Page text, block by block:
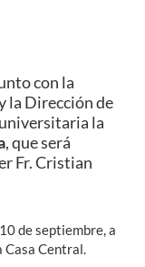
con la
la Dirección de
la
, que será
Fr. Cristian
de septiembre, a
Central.